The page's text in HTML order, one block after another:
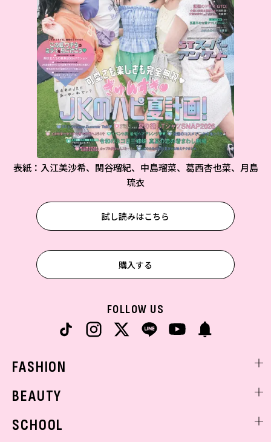
表紙：入江美沙希、関谷瑠紀、中島瑠菜、葛西杏也菜、月島
琉衣
試し読みはこちら
購入する
FOLLOW US
FASHION
着回し
BEAUTY
SCHOOL